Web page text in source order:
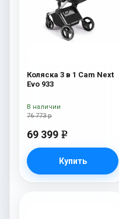
Коляска 3 в 1 Cam Next
Evo 933
76 773 р
69 399 e
Купить
В наличии